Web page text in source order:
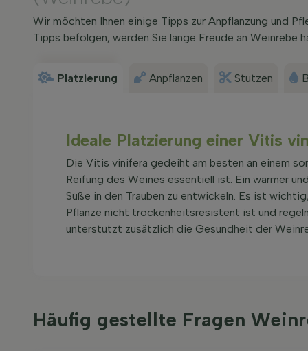
Wir möchten Ihnen einige Tipps zur Anpflanzung und
Tipps befolgen, werden Sie lange Freude an Weinrebe
Platzierung Anpflanzen Stutzen
Ideale Platzierung einer Vitis
Die Vitis vinifera gedeiht am besten an einem
Reifung des Weines essentiell ist. Ein warmer
Süße in den Trauben zu entwickeln. Es ist
Pflanze nicht trockenheitsresistent ist und
unterstützt zusätzlich die Gesundheit der
Häufig gestellte Fragen